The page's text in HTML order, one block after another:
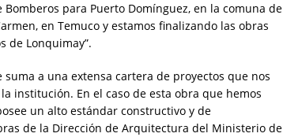
para Puerto Domínguez, en la comuna de
en Temuco y estamos finalizando las obras
de Lonquimay”.
a una extensa cartera de proyectos que nos
institución. En el caso de esta obra que hemos
un alto estándar constructivo y de
de la Dirección de Arquitectura del Ministerio de